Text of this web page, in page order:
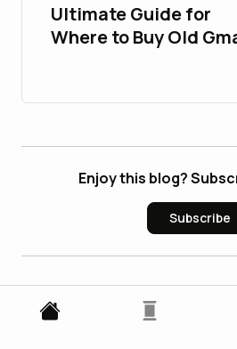
Ultimate Guide for
Where to Buy Old
Enjoy this blog?
Subscribe
Comments